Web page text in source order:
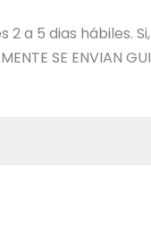
a 5 dias hábiles.
SE ENVIAN